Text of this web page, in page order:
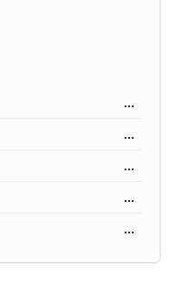
...
...
...
...
...